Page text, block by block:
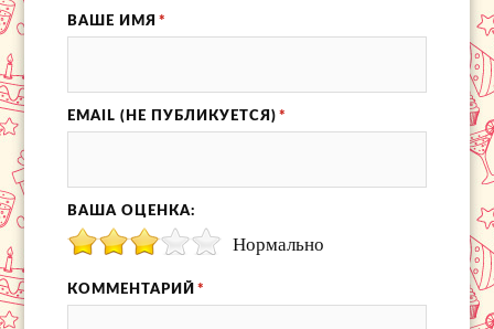
ВАШЕ ИМЯ *
EMAIL (НЕ ПУБЛИКУЕТСЯ) *
ВАША ОЦЕНКА:
Нормально
КОММЕНТАРИЙ *